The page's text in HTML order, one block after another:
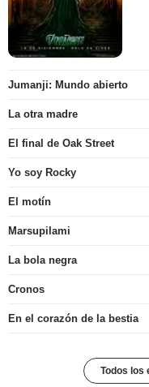
Jumanji: Mundo abierto
La otra madre
El final de Oak Street
Yo soy Rocky
El motín
Marsupilami
La bola negra
Cronos
En el corazón de la bestia
Todos los